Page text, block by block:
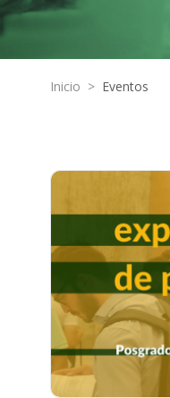
Inicio > Eventos